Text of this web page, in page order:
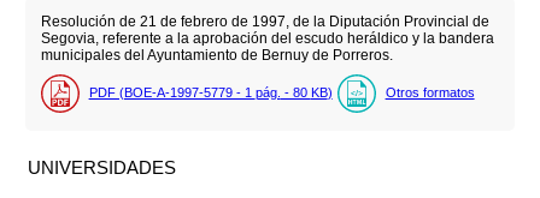
Resolución de 21 de febrero de 1997, de la Diputación Provincial de
Segovia, referente a la aprobación del escudo heráldico y la bandera
municipales del Ayuntamiento de Bernuy de Porreros.
PDF (BOE-A-1997-5779 - 1 pág. - 80 KB) Otros formatos
UNIVERSIDADES